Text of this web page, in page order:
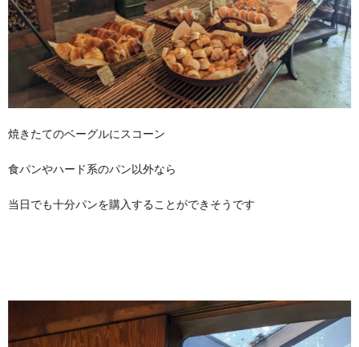
焼きたてのベーグルにスコーン
食パンやハード系のパン以外なら
当日でも十分パンを購入することができそうです